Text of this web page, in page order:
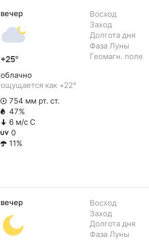
вечер
+25°
облачно
ощущается как +22°
754 мм рт. ст.
47%
6 м/с С
0
11%
Восход
Заход
Долгота дня
Фаза Луны
Геомагн. поле
вечер Восход
Заход
Долгота дня
Фаза Луны